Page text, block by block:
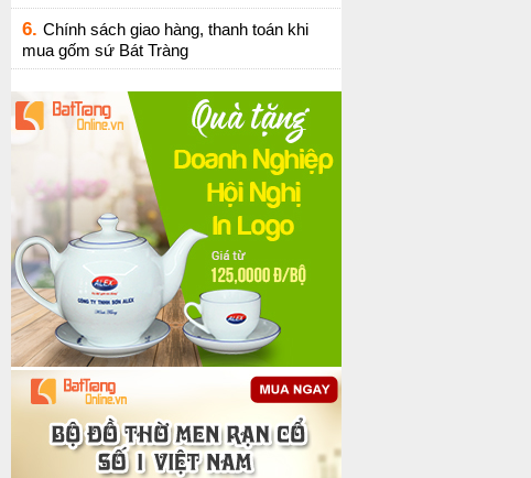
6. Chính sách giao hàng, thanh toán khi
mua gốm sứ Bát Tràng